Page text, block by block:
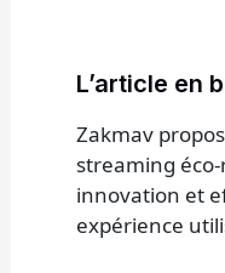
L’article en
Zakmav
streaming
innovation et
expérience